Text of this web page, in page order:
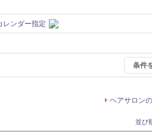
レンダー指定
条件
ヘアサロン
並び